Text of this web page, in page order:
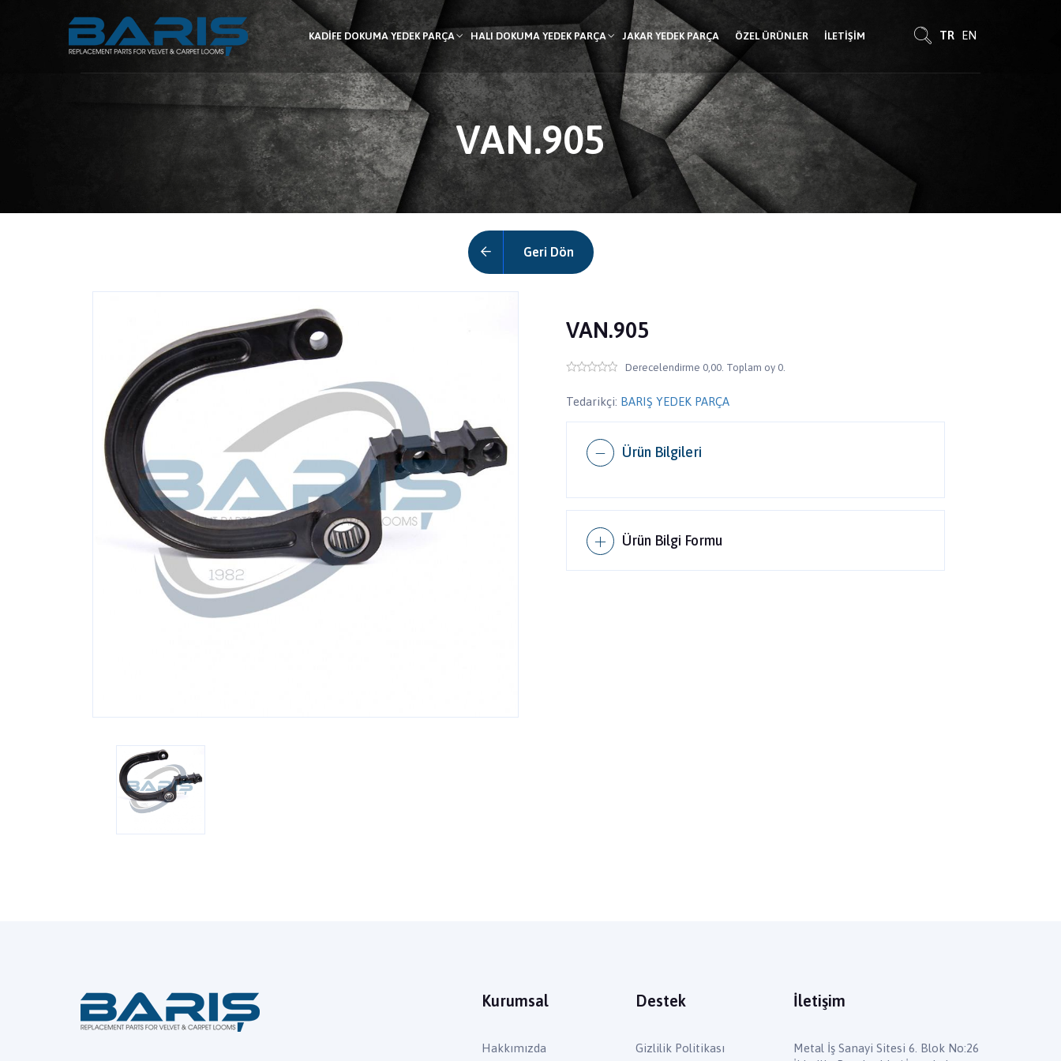
KADIFE DOKUMA YEDEK PARÇA HALI DOKUMA YEDEK PARÇA JAKAR YEDEK PARÇA ÖZEL ÜRÜNLER İLETIŞIM TR EN
VAN.905
Geri Dön
VAN.905
Derecelendirme 0,00. Toplam oy 0.
Tedarikçi: BARIŞ YEDEK PARÇA
Ürün Bilgileri
Ürün Bilgi Formu
Kurumsal
Hakkımızda
Destek
Gizlilik Politikası
İletişim
Metal İş Sanayi Sitesi 6. Blok No:26